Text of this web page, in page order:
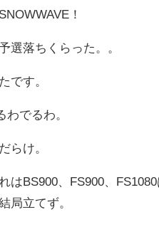
！
選落ちくらった。。
です。
わでるわ。
らけ。
はBS900、FS900、
局立てず。